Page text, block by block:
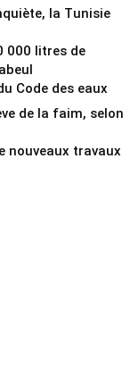
la Tunisie
000 litres de
Code des eaux
de la faim, selon
nouveaux travaux